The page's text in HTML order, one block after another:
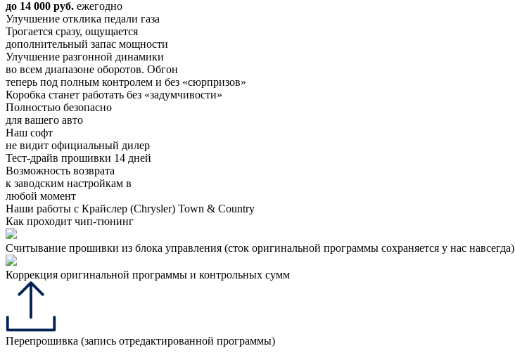
до 14 000 руб. ежегодно
Улучшение отклика педали газа
Трогается сразу, ощущается
дополнительный запас мощности
Улучшение разгонной динамики
во всем диапазоне оборотов. Обгон
теперь под полным контролем и без «сюрпризов»
Коробка станет работать без «задумчивости»
Полностью безопасно
для вашего авто
Наш софт
не видит официальный дилер
Тест-драйв прошивки 14 дней
Возможность возврата
к заводским настройкам в
любой момент
Наши работы с Крайслер (Chrysler) Town & Country
Как проходит чип-тюнинг
Считывание прошивки из блока управления (сток оригинальной программы сохраняется у нас навсегда)
Коррекция оригинальной программы и контрольных сумм
Перепрошивка (запись отредактированной программы)